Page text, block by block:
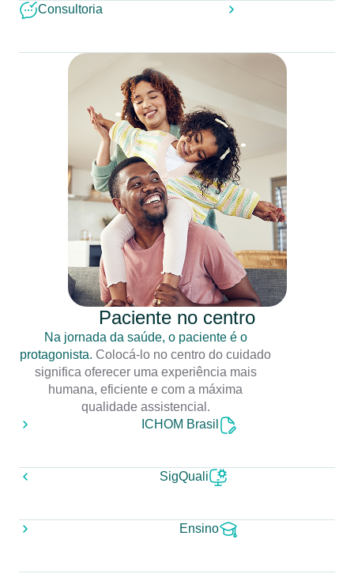
Consultoria
Paciente no centro
Na jornada da saúde, o paciente é o
protagonista. Colocá-lo no centro do cuidado
significa oferecer uma experiência mais
humana, eficiente e com a máxima
qualidade assistencial.
ICHOM Brasil
SigQuali
Ensino